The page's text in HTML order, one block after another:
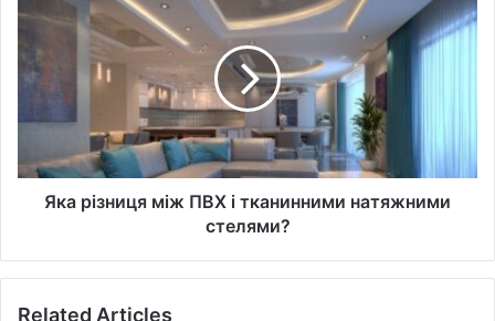
різниця
між
ПВХ
тканинними
натяжними
стелями?
Яка різниця між ПВХ і тканинними натяжними
стелями?
Related Articles